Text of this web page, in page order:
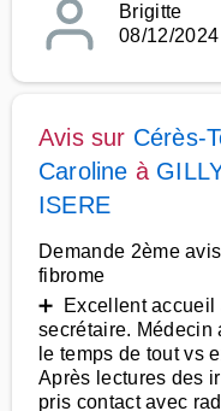
Brigitte
08/12/2024
Avis sur Cérès-
Caroline à
ISERE
Demande 2ème
fibrome
➕ Excellent accueil
secrétaire. Médecin
le temps de tout vs
Après lectures des
pris contact avec